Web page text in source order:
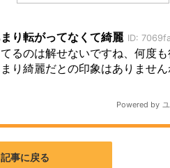
記事に戻る